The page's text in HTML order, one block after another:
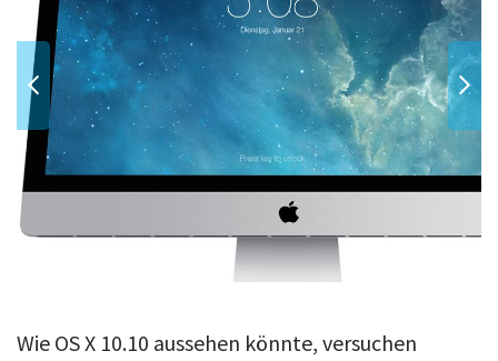
Wie OS X 10.10 aussehen könnte, versuchen